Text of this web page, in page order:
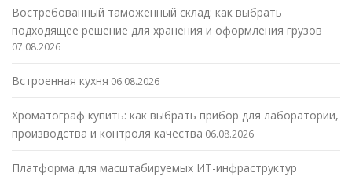
Востребованный таможенный склад: как выбрать
подходящее решение для хранения и оформления грузов
07.08.2026
Встроенная кухня 06.08.2026
Хроматограф купить: как выбрать прибор для лаборатории,
производства и контроля качества 06.08.2026
Платформа для масштабируемых ИТ-инфраструктур